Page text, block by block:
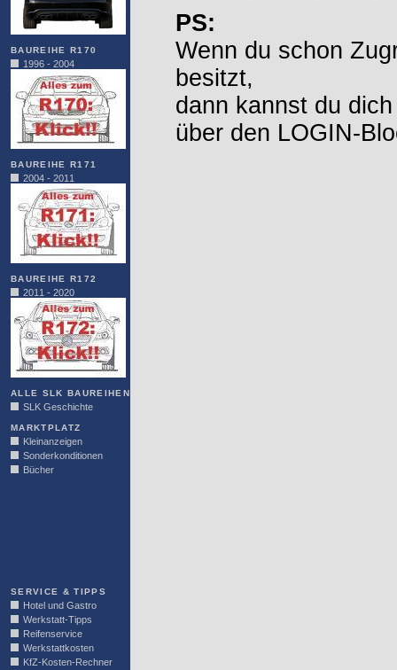
BAUREIHE R170
1996 - 2004
BAUREIHE R171
2004 - 2011
BAUREIHE R172
2011 - 2020
ALLE SLK BAUREIHEN
SLK Geschichte
MARKTPLATZ
Kleinanzeigen
Sonderkonditionen
Bücher
SERVICE & TIPPS
Hotel und Gastro
Werkstatt-Tipps
Reifenservice
Werkstattkosten
KfZ-Kosten-Rechner
PS:
Wenn du schon
besitzt,
dann kannst du
über den LOGIN-